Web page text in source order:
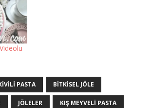
PASTA BITKISEL JÖLE
JÖLELER KIŞ MEYVELI PASTA